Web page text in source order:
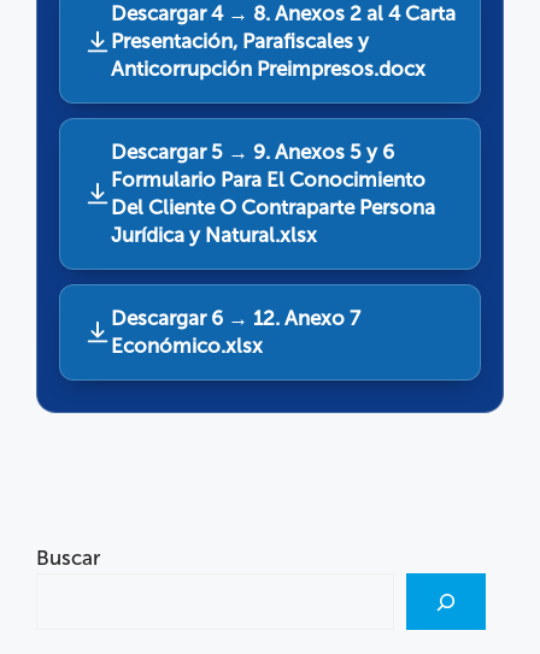
Descargar 4 → 8. Anexos 2 al 4 Carta
Presentación, Parafiscales y
Anticorrupción Preimpresos.docx
Descargar 5 → 9. Anexos 5 y 6
Formulario Para El Conocimiento
Del Cliente O Contraparte Persona
Jurídica y Natural.xlsx
Descargar 6 → 12. Anexo 7
Económico.xlsx
Buscar